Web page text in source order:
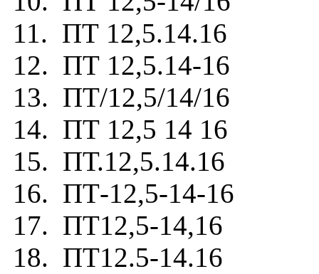
11. ПТ 12,5.14.16
12. ПТ 12,5.14-16
13. ПТ/12,5/14/16
14. ПТ 12,5 14 16
15. ПТ.12,5.14.16
16. ПТ-12,5-14-16
17. ПТ12,5-14,16
18. ПТ12.5-14.16